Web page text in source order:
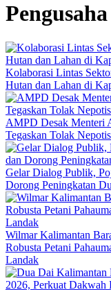
Kolaborasi Lintas
Hutan dan Lahan di
AMPD Desak Menteri
Tegaskan Tolak
Gelar Dialog Publik,
Dorong Peningkatan
Wilmar Kalimantan
Robusta Petani
Landak